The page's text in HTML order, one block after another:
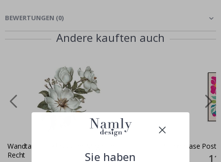
BEWERTUNGEN (0)
Andere kauften auch
Wandtattoo - Klassische Magnolie /
Recht
Blumenvase
Sie haben